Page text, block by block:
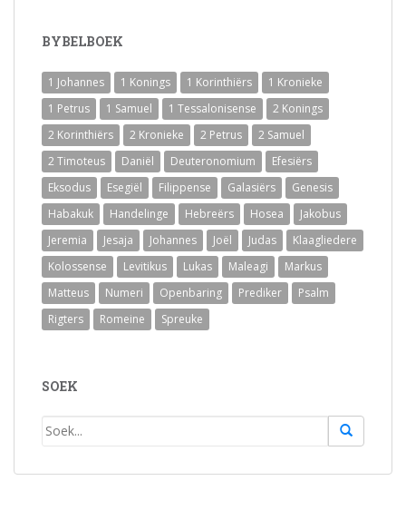
BYBELBOEK
1 Johannes 1 Konings 1 Korinthiërs
1 Kronieke
1 Petrus
1 Samuel 1 Tessalonisense
2 Konings
2 Korinthiërs
2 Kronieke 2 Petrus
2 Samuel
2 Timoteus
Daniël Deuteronomium
Efesiërs
Eksodus
Esegiël Filippense Galasiërs
Genesis
Habakuk
Handelinge Hebreërs Hosea
Jakobus
Jeremia
Jesaja Johannes Joël Judas
Klaagliedere
Kolossense
Levitikus Lukas Maleagi
Markus
Matteus
Numeri Openbaring Prediker
Psalm
Rigters
Romeine Spreuke
SOEK